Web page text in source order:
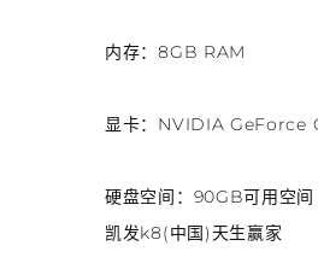
内存：8GB RAM
显卡：NVIDIA GeForce
硬盘空间：90GB可用空间
凯发k8(中国)天生赢家